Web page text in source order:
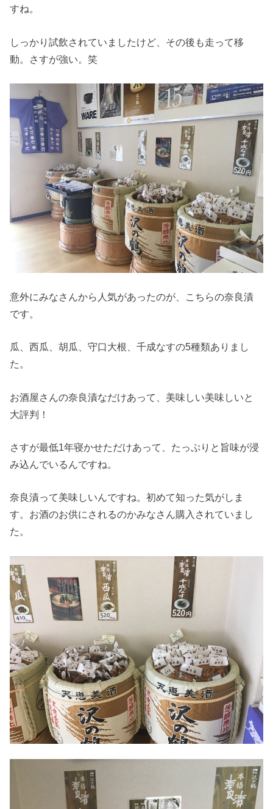
すね。
しっかり試飲されていましたけど、その後も走って移
動。さすが強い。笑
意外にみなさんから人気があったのが、こちらの奈良漬
です。
瓜、西瓜、胡瓜、守口大根、千成なすの5種類ありまし
た。
お酒屋さんの奈良漬なだけあって、美味しい美味しいと
大評判！
さすが最低1年寝かせただけあって、たっぷりと旨味が浸
み込んでいるんですね。
奈良漬って美味しいんですね。初めて知った気がしま
す。お酒のお供にされるのかみなさん購入されていまし
た。